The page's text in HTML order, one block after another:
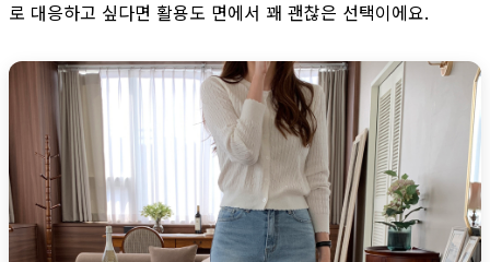
로 대응하고 싶다면 활용도 면에서 꽤 괜찮은 선택이에요.